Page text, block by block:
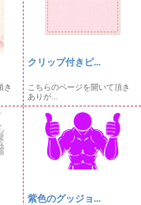
き
クリップ付きピ...
こちらのページを開いて頂き
ありが...
紫色のグッジョ...